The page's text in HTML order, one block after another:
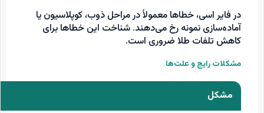
در فایر اسی، خطاها معمولاً در مراحل ذوب، کوپلاسیون یا
آماده‌سازی نمونه رخ می‌دهند. شناخت این خطاها برای
کاهش تلفات طلا ضروری است.
مشکلات رایج و علت‌ها
مشکل